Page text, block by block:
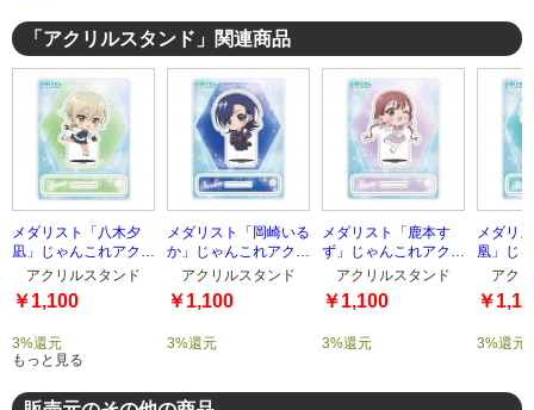
「アクリルスタンド」関連商品
メダリスト「八木夕
凪」じゃんこれアクリ
ルスタンド
アクリルスタンド
￥1,100
3%還元
メダリスト「岡崎いる
か」じゃんこれアクリ
ルスタンド
アクリルスタンド
￥1,100
3%還元
メダリスト「鹿本す
ず」じゃんこれアクリ
ルスタンド
アクリルスタンド
￥1,100
3%還元
メダリ
凰」じ
ルスタ
アク
￥
3%還元
もっと見る